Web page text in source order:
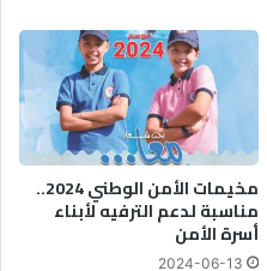
مخيمات الأمن الوطني 2024..
مناسبة لدعم الترفيه لأبناء
أسرة الأمن
2024-06-13